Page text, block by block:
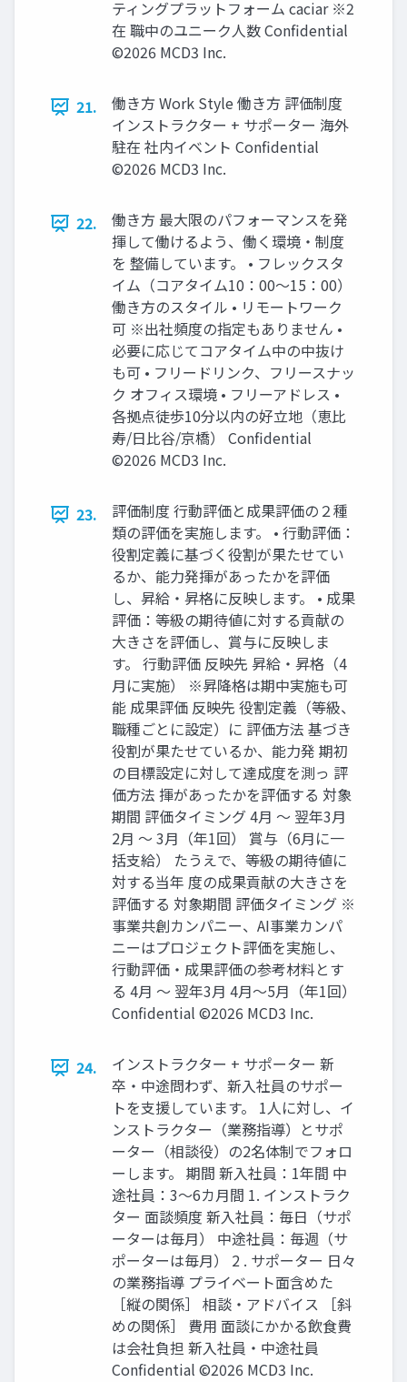
ティングプラットフォーム caciar ※2
在 職中のユニーク人数 Confidential
©2026 MCD3 Inc.
21.
働き方 Work Style 働き方 評価制度
インストラクター + サポーター 海外
駐在 社内イベント Confidential
©2026 MCD3 Inc.
22.
働き方 最大限のパフォーマンスを発
揮して働けるよう、働く環境・制度
を 整備しています。 • フレックスタ
イム（コアタイム10：00～15：00）
働き方のスタイル • リモートワーク
可 ※出社頻度の指定もありません •
必要に応じてコアタイム中の中抜け
も可 • フリードリンク、フリースナッ
ク オフィス環境 • フリーアドレス •
各拠点徒歩10分以内の好立地（恵比
寿/日比谷/京橋） Confidential
©2026 MCD3 Inc.
23.
評価制度 行動評価と成果評価の２種
類の評価を実施します。 • 行動評価：
役割定義に基づく役割が果たせてい
るか、能力発揮があったかを評価
し、昇給・昇格に反映します。 • 成果
評価：等級の期待値に対する貢献の
大きさを評価し、賞与に反映しま
す。 行動評価 反映先 昇給・昇格（4
月に実施） ※昇降格は期中実施も可
能 成果評価 反映先 役割定義（等級、
職種ごとに設定）に 評価方法 基づき
役割が果たせているか、能力発 期初
の目標設定に対して達成度を測っ 評
価方法 揮があったかを評価する 対象
期間 評価タイミング 4月 ～ 翌年3月
2月 ～ 3月（年1回） 賞与（6月に一
括支給） たうえで、等級の期待値に
対する当年 度の成果貢献の大きさを
評価する 対象期間 評価タイミング ※
事業共創カンパニー、AI事業カンパ
ニーはプロジェクト評価を実施し、
行動評価・成果評価の参考材料とす
る 4月 ～ 翌年3月 4月～5月（年1回）
Confidential ©2026 MCD3 Inc.
24.
インストラクター + サポーター 新
卒・中途問わず、新入社員のサポー
トを支援しています。 1人に対し、イ
ンストラクター（業務指導）とサポ
ーター（相談役）の2名体制でフォロ
ーします。 期間 新入社員：1年間 中
途社員：3～6カ月間 1. インストラク
ター 面談頻度 新入社員：毎日（サポ
ーターは毎月） 中途社員：毎週（サ
ポーターは毎月） 2 . サポーター 日々
の業務指導 プライベート面含めた
［縦の関係］ 相談・アドバイス ［斜
めの関係］ 費用 面談にかかる飲食費
は会社負担 新入社員・中途社員
Confidential ©2026 MCD3 Inc.